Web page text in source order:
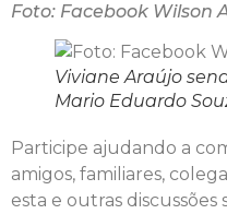
Foto: Facebook Wilson
Viviane Araújo
Mario Eduardo
Participe ajudando a
amigos, familiares,
esta e outras discussões